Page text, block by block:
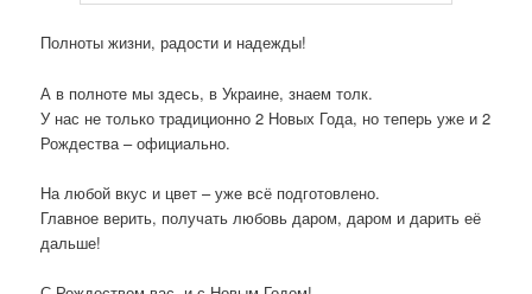
Полноты жизни, радости и надежды!
А в полноте мы здесь, в Украине, знаем толк.
У нас не только традиционно 2 Новых Года, но теперь уже и 2
Рождества – официально.
На любой вкус и цвет – уже всё подготовлено.
Главное верить, получать любовь даром, даром и дарить её
дальше!